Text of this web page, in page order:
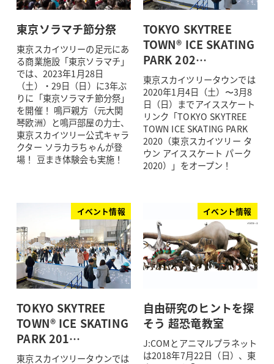
東京ソラマチ節分祭
東京スカイツリーの足元にあ
る商業施設「東京ソラマチ」
では、2023年1月28日
（土）・29日（日）に3年ぶ
りに「東京ソラマチ節分祭」
を開催！ 鳴戸親方（元大関
琴欧洲）と鳴戸部屋の力士、
東京スカイツリー公式キャラ
クター ソラカラちゃんが登
場！ 豆まき体験会も実施！
TOKYO SKYTREE
TOWN® ICE SKATING
PARK 202…
東京スカイツリータウンでは
2020年1月4日（土）〜3月8
日（日）までアイススケート
リンク「TOKYO SKYTREE
TOWN ICE SKATING PARK
2020（東京スカイツリー タ
ウン アイススケート パーク
2020）」をオープン！
イベント情報
TOKYO SKYTREE
TOWN® ICE SKATING
PARK 201…
東京スカイツリータウンでは
イベント情報
自由研究のヒントを探
そう 超恐竜教室
J:COMとアニマルプラネット
は2018年7月22日（日）、東